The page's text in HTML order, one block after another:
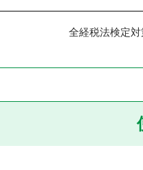
全経税法検定